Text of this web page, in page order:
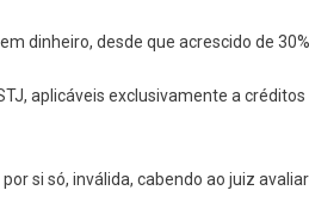
dinheiro, desde que acrescido de
aplicáveis exclusivamente a
si só, inválida, cabendo ao juiz